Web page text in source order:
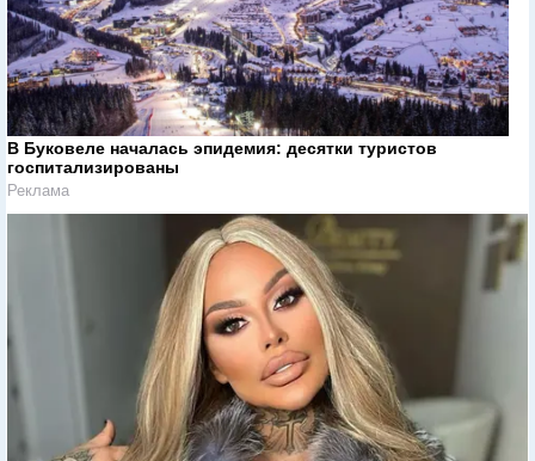
В Буковеле началась эпидемия: десятки туристов
госпитализированы
Реклама